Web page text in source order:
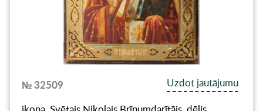
№ 32509
Uzdot jautājumu